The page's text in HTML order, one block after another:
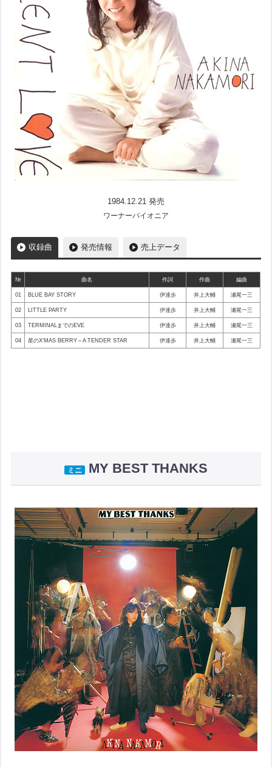
1984.12.21 発売
ワーナーパイオニア
収録曲 発売情報 売上データ
№ 曲名 作詞 作曲 編曲
01 BLUE BAY STORY 伊達歩 井上大輔 瀬尾一三
02 LITTLE PARTY 伊達歩 井上大輔 瀬尾一三
03 TERMINALまでのEVE 伊達歩 井上大輔 瀬尾一三
04 星のX’MAS BERRY～A TENDER STAR 伊達歩 井上大輔 瀬尾一三
ミニ MY BEST THANKS